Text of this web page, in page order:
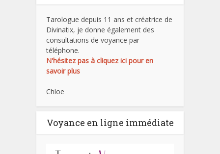
Tarologue depuis 11 ans et créatrice de
Divinatix, je donne également des
consultations de voyance par
téléphone.
N'hésitez pas à cliquez ici pour en
savoir plus
Chloe
Voyance en ligne immédiate